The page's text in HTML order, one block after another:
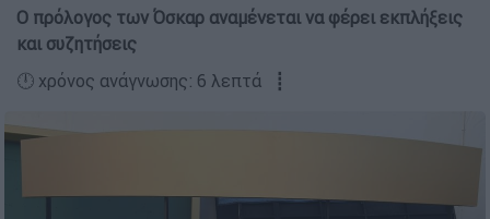
Ο πρόλογος των Όσκαρ αναμένεται να φέρει εκπλήξεις
και συζητήσεις
🕛 χρόνος ανάγνωσης: 6 λεπτά ┋